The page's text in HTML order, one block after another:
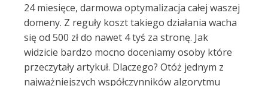
24 miesięce, darmowa optymalizacja całej waszej
domeny. Z reguły koszt takiego działania wacha
się od 500 zł do nawet 4 tyś za stronę. Jak
widzicie bardzo mocno doceniamy osoby które
przeczytały artykuł. Dlaczego? Otóż jednym z
najważniejszych współczynników algorytmu